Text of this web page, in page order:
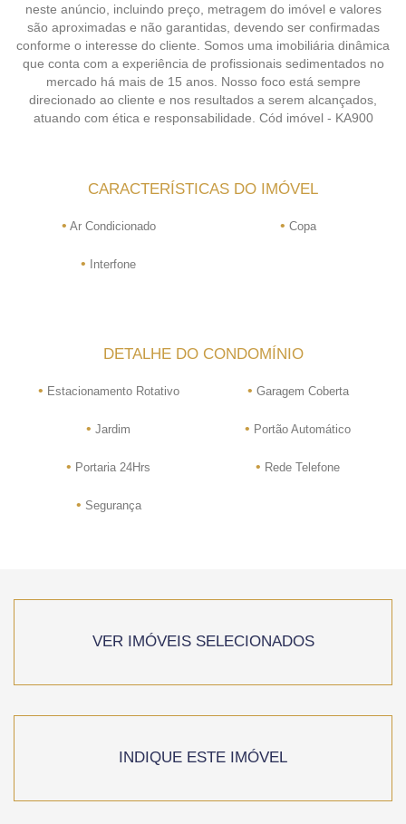
neste anúncio, incluindo preço, metragem do imóvel e valores
são aproximadas e não garantidas, devendo ser confirmadas
conforme o interesse do cliente. Somos uma imobiliária dinâmica
que conta com a experiência de profissionais sedimentados no
mercado há mais de 15 anos. Nosso foco está sempre
direcionado ao cliente e nos resultados a serem alcançados,
atuando com ética e responsabilidade. Cód imóvel - KA900
CARACTERÍSTICAS DO IMÓVEL
• Ar Condicionado • Copa
• Interfone
DETALHE DO CONDOMÍNIO
• Estacionamento Rotativo • Garagem Coberta
• Jardim • Portão Automático
• Portaria 24Hrs • Rede Telefone
• Segurança
VER IMÓVEIS SELECIONADOS
INDIQUE ESTE IMÓVEL